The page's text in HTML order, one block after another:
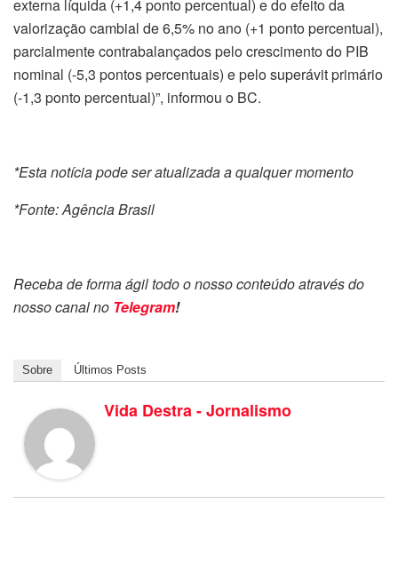
externa líquida (+1,4 ponto percentual) e do efeito da
valorização cambial de 6,5% no ano (+1 ponto percentual),
parcialmente contrabalançados pelo crescimento do PIB
nominal (-5,3 pontos percentuais) e pelo superávit primário
(-1,3 ponto percentual)”, informou o BC.
*Esta notícia pode ser atualizada a qualquer momento
*Fonte: Agência Brasil
Receba de forma ágil todo o nosso conteúdo através do
nosso canal no Telegram!
Sobre Últimos Posts
Vida Destra - Jornalismo